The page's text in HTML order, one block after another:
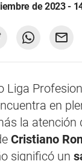
de 2023 -
Liga
en
la atención
Cristiano
significó un